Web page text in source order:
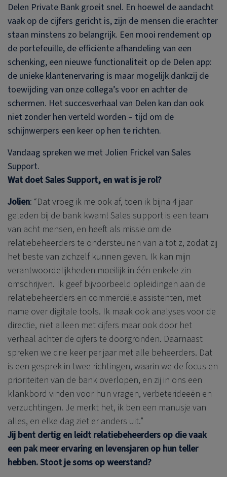
Delen Private Bank groeit snel. En hoewel de aandacht
vaak op de cijfers gericht is, zijn de mensen die erachter
staan minstens zo belangrijk. Een mooi rendement op
de portefeuille, de efficiënte afhandeling van een
schenking, een nieuwe functionaliteit op de Delen app:
de unieke klantenervaring is maar mogelijk dankzij de
toewijding van onze collega’s voor en achter de
schermen. Het succesverhaal van Delen kan dan ook
niet zonder hen verteld worden – tijd om de
schijnwerpers een keer op hen te richten.
Vandaag spreken we met Jolien Frickel van Sales
Support.
Wat doet Sales Support, en wat is je rol?
Jolien: “Dat vroeg ik me ook af, toen ik bijna 4 jaar
geleden bij de bank kwam! Sales support is een team
van acht mensen, en heeft als missie om de
relatiebeheerders te ondersteunen van a tot z, zodat zij
het beste van zichzelf kunnen geven. Ik kan mijn
verantwoordelijkheden moeilijk in één enkele zin
omschrijven. Ik geef bijvoorbeeld opleidingen aan de
relatiebeheerders en commerciële assistenten, met
name over digitale tools. Ik maak ook analyses voor de
directie, niet alleen met cijfers maar ook door het
verhaal achter de cijfers te doorgronden. Daarnaast
spreken we drie keer per jaar met alle beheerders. Dat
is een gesprek in twee richtingen, waarin we de focus en
prioriteiten van de bank overlopen, en zij in ons een
klankbord vinden voor hun vragen, verbeterideeën en
verzuchtingen. Je merkt het, ik ben een manusje van
alles, en elke dag ziet er anders uit.”
Jij bent dertig en leidt relatiebeheerders op die vaak
een pak meer ervaring en levensjaren op hun teller
hebben. Stoot je soms op weerstand?